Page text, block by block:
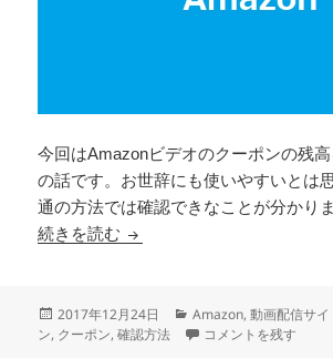
今回はAmazonビデオのクーポンの残
の話です。お世辞にも使いやすいとは
通の方法では確認できなことが分かりま
続きを読む Amazonビデオでプレゼン
投
稿
2017年12月24日
カ
テ
Amazon,動画配信サイ
ン, クーポン,確認方法 Amazonビデオでプ
コメントを残す